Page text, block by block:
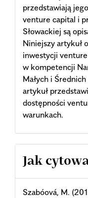
przedstawiają
venture capital i
Słowackiej są
Niniejszy artykuł
inwestycji
w kompetencji
Małych i
artykuł
dostępności
warunkach.
Article
Details
Jak
Szabóová, M.